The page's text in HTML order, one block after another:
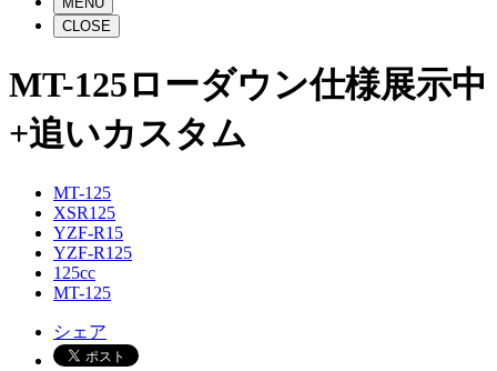
CLOSE
MT-125ローダウン仕様展示中
+追いカスタム
MT-125
XSR125
YZF-R15
YZF-R125
125cc
MT-125
シェア